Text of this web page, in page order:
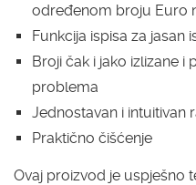
određenom broju Euro
Funkcija ispisa za jasan
Broji čak i jako izlizane i
problema
Jednostavan i intuitivan
Praktično čišćenje
Ovaj proizvod je uspješno